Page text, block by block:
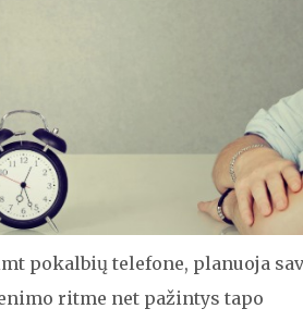
pokalbių telefone, planuoja
ritme net pažintys tapo